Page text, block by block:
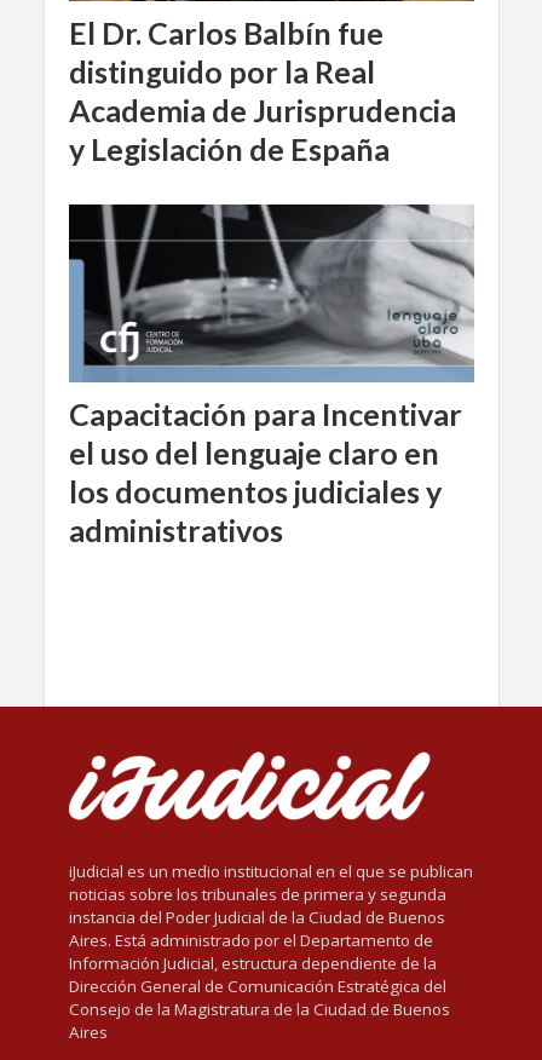
El Dr. Carlos Balbín fue
distinguido por la Real
Academia de Jurisprudencia
y Legislación de España
Capacitación para Incentivar
el uso del lenguaje claro en
los documentos judiciales y
administrativos
iJudicial es un medio institucional en el que se publican
noticias sobre los tribunales de primera y segunda
instancia del Poder Judicial de la Ciudad de Buenos
Aires. Está administrado por el Departamento de
Información Judicial, estructura dependiente de la
Dirección General de Comunicación Estratégica del
Consejo de la Magistratura de la Ciudad de Buenos
Aires